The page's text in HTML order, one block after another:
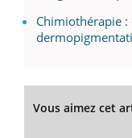
Chimiothérapie :
Vous aimez cet